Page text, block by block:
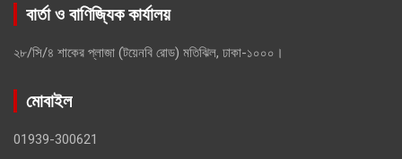
বার্তা ও বাণিজ্যিক কার্যালয়
২৮/সি/৪ শাকের প্লাজা (টয়েনবি রোড) মতিঝিল, ঢাকা-১০০০।
মোবাইল
01939-300621